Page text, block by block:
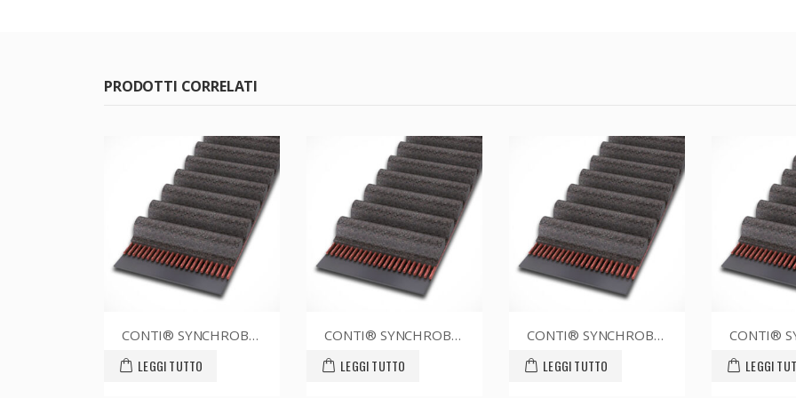
PRODOTTI CORRELATI
CONTI® SYNCHROBELT 88XL037
LEGGI TUTTO
CONTI® SYNCHROBELT 70XL031
LEGGI TUTTO
CONTI® SYNCHROBELT 54XL-400 CUSTOM
LEGGI TUTTO LEGGI